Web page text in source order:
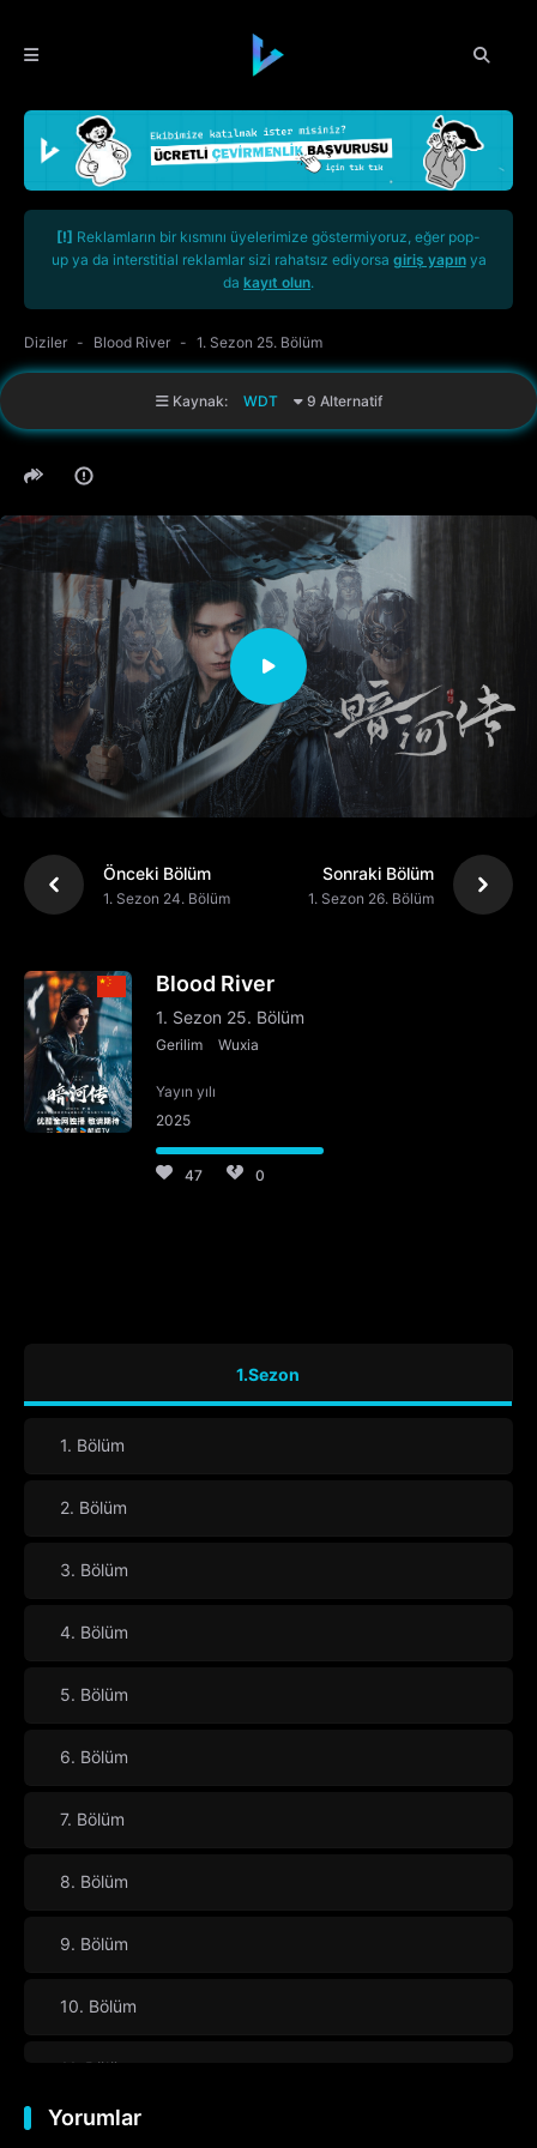
[!] Reklamların bir kısmını üyelerimize göstermiyoruz, eğer pop-
up ya da interstitial reklamlar sizi rahatsız ediyorsa giriş yapınya
da kayıt olun.
Diziler Blood River 1. Sezon 25. Bölüm
Kaynak: WDT 9 Alternatif
Önceki Bölüm
1. Sezon 24. Bölüm
Sonraki Bölüm
1. Sezon 26. Bölüm
Blood River
1. Sezon 25. Bölüm
Gerilim Wuxia
Yayın yılı
2025
47 0
1.Sezon
1. Bölüm
2. Bölüm
3. Bölüm
4. Bölüm
5. Bölüm
6. Bölüm
7. Bölüm
8. Bölüm
9. Bölüm
10. Bölüm
11. Bölüm
12. Bölüm
Yorumlar